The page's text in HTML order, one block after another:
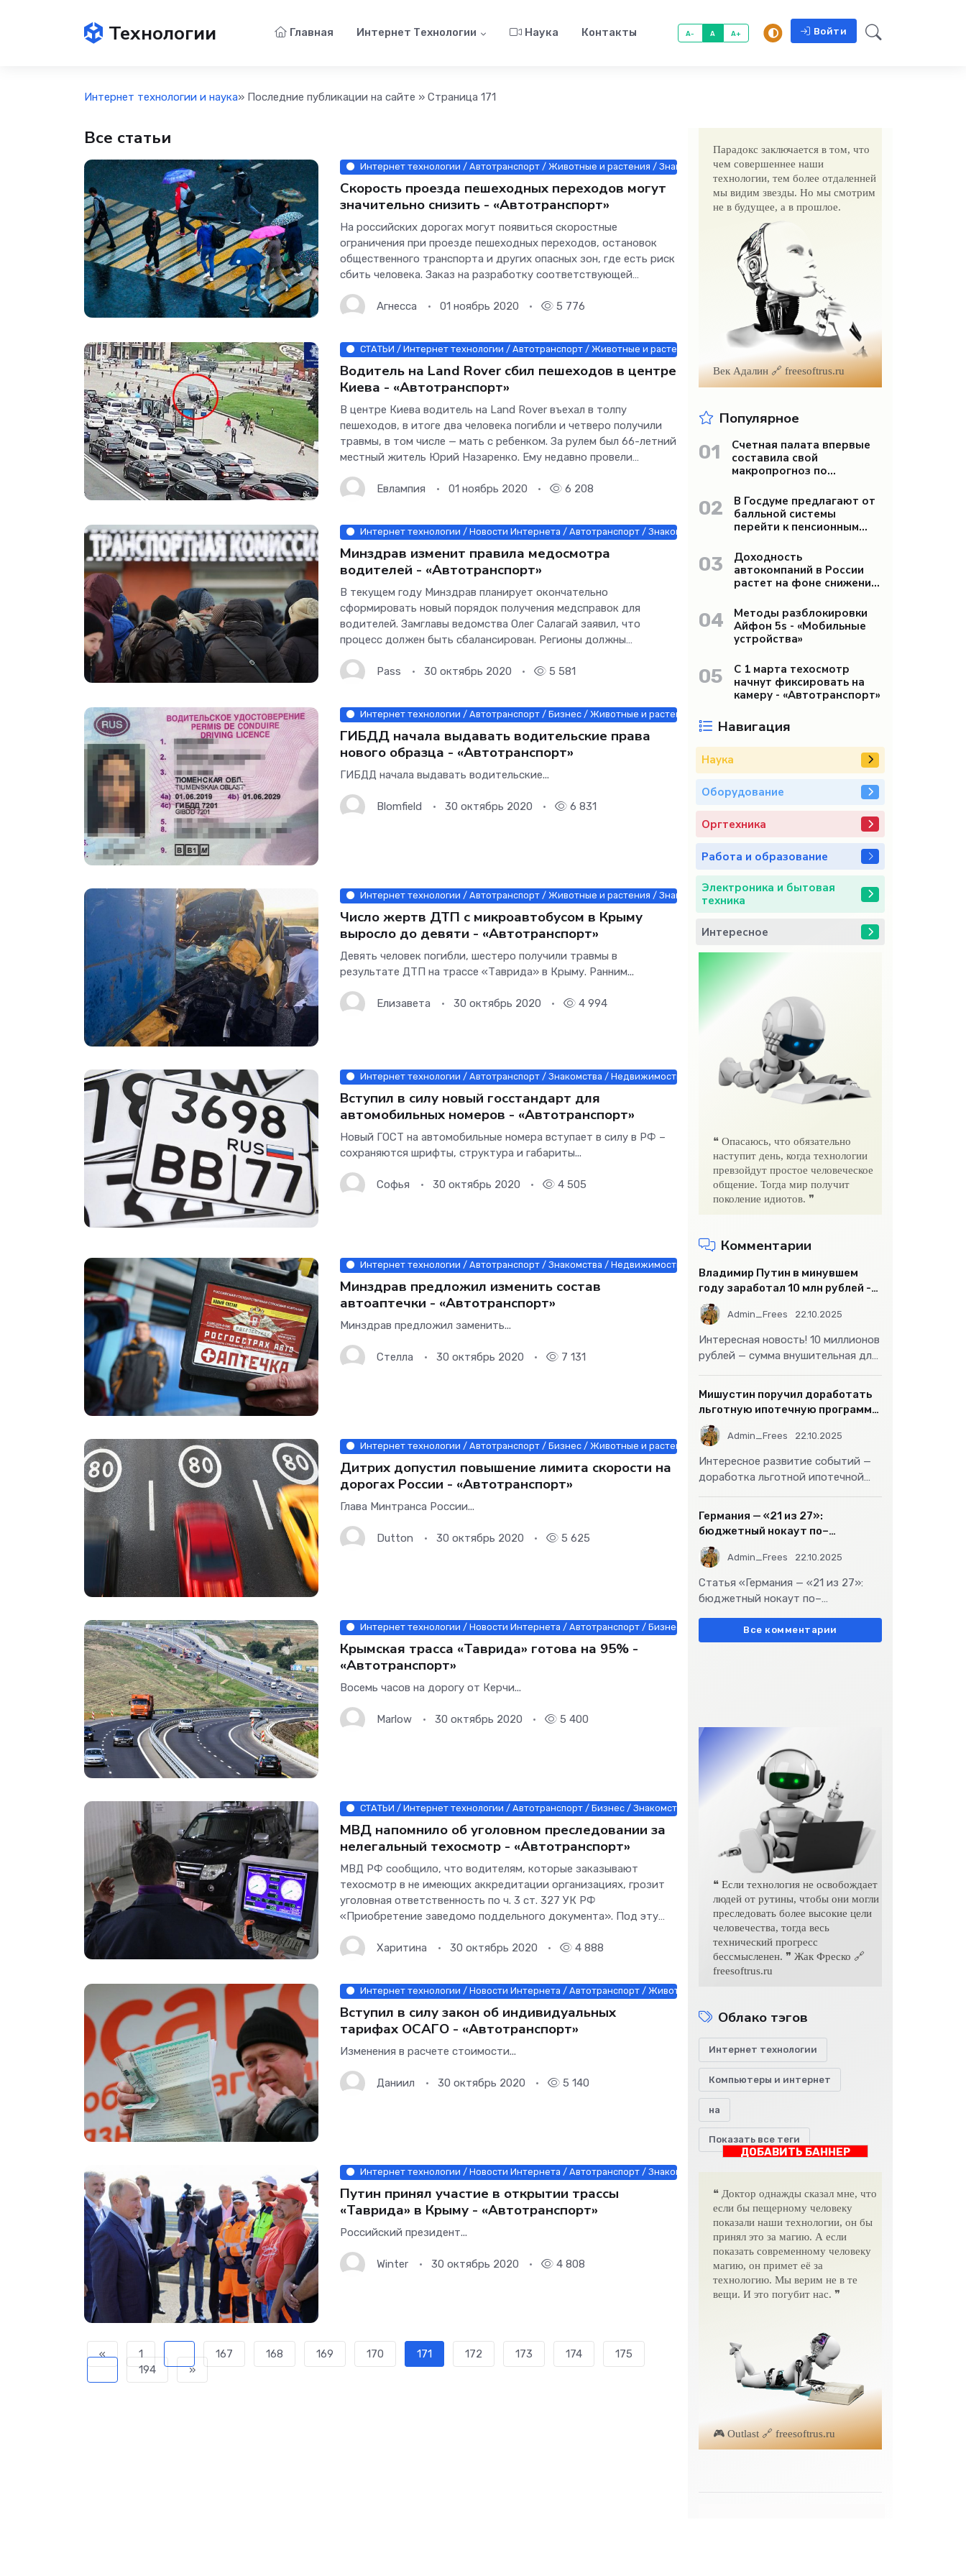
Технологии Главная Интернет Технологии Наука Контакты A- A A+ Войти
Интернет технологии и наука» Последние публикации на сайте » Страница 171
Все статьи
Интернет технологии / Автотранспорт / Животные и растения / Знакомства / Недвижимость / Работа и образование / Строй
Скорость проезда пешеходных переходов могут
значительно снизить - «Автотранспорт»
На российских дорогах могут появиться скоростные
ограничения при проезде пешеходных переходов, остановок
общественного транспорта и других опасных зон, где есть риск
сбить человека. Заказ на разработку соответствующей
узнала «Газета.Ru».
Агнесса 01 ноябрь 2020 5 776
СТАТЬИ / Интернет технологии / Автотранспорт / Животные и растения / Знакомства / Недвижимость / Оборудование / Строй
Водитель на Land Rover сбил пешеходов в центре
Киева - «Автотранспорт»
В центре Киева водитель на Land Rover въехал в толпу
пешеходов, в итоге два человека погибли и четверо получили
травмы, в том числе — мать с ребенком. За рулем был 66-летний
местный житель Юрий Назаренко. Ему недавно провели
водитель на
Евлампия 01 ноябрь 2020 6 208
Интернет технологии / Новости Интернета / Автотранспорт / Знакомства / Недвижимость / Оборудование / Работа и
Минздрав изменит правила медосмотра
водителей - «Автотранспорт»
В текущем году Минздрав планирует окончательно
сформировать новый порядок получения медсправок для
водителей. Замглавы ведомства Олег Салагай заявил, что
процесс должен быть сбалансирован. Регионы должны
водителей необходимо выявить людей
Pass 30 октябрь 2020 5 581
Интернет технологии / Автотранспорт / Бизнес / Животные и растения / Недвижимость / Строй материалы / Товары / Другие
ГИБДД начала выдавать водительские права
нового образца - «Автотранспорт»
ГИБДД начала выдавать водительские...
Blomfield 30 октябрь 2020 6 831
Интернет технологии / Автотранспорт / Животные и растения / Знакомства / Недвижимость / Оборудование / Строй материалы /
Число жертв ДТП с микроавтобусом в Крыму
выросло до девяти - «Автотранспорт»
Девять человек погибли, шестеро получили травмы в
результате ДТП на трассе «Таврида» в Крыму. Ранним...
Елизавета 30 октябрь 2020 4 994
Интернет технологии / Автотранспорт / Знакомства / Недвижимость / Другие новости
Вступил в силу новый госстандарт для
автомобильных номеров - «Автотранспорт»
Новый ГОСТ на автомобильные номера вступает в силу в РФ –
сохраняются шрифты, структура и габариты...
Софья 30 октябрь 2020 4 505
Интернет технологии / Автотранспорт / Знакомства / Недвижимость / Оборудование / Работа и образование / Строй материалы
Минздрав предложил изменить состав
автоаптечки - «Автотранспорт»
Минздрав предложил заменить...
Стелла 30 октябрь 2020 7 131
Интернет технологии / Автотранспорт / Бизнес / Животные и растения / Мебель, интерьер, обиход / Недвижимость / Строй
Дитрих допустил повышение лимита скорости на
дорогах России - «Автотранспорт»
Глава Минтранса России...
Dutton 30 октябрь 2020 5 625
Интернет технологии / Новости Интернета / Автотранспорт / Бизнес / Животные и растения / Знакомства / Мобильные
Крымская трасса «Таврида» готова на 95% -
«Автотранспорт»
Восемь часов на дорогу от Керчи...
Marlow 30 октябрь 2020 5 400
СТАТЬИ / Интернет технологии / Автотранспорт / Бизнес / Знакомства / Мебель, интерьер, обиход / Недвижимость /
МВД напомнило об уголовном преследовании за
нелегальный техосмотр - «Автотранспорт»
МВД РФ сообщило, что водителям, которые заказывают
техосмотр в не имеющих аккредитации организациях, грозит
уголовная ответственность по ч. 3 ст. 327 УК РФ
«Приобретение заведомо поддельного документа». Под эту
диагностической карты.
Харитина 30 октябрь 2020 4 888
Интернет технологии / Новости Интернета / Автотранспорт / Животные и растения / Знакомства / Недвижимость /
Вступил в силу закон об индивидуальных
тарифах ОСАГО - «Автотранспорт»
Изменения в расчете стоимости...
Даниил 30 октябрь 2020 5 140
Интернет технологии / Новости Интернета / Автотранспорт / Знакомства / Мебель, интерьер, обиход / Недвижимость / Работа и
Путин принял участие в открытии трассы
«Таврида» в Крыму - «Автотранспорт»
Российский президент...
Winter 30 октябрь 2020 4 808
« 1 ... 167 168 169 170 171 172 173 174
175
...
194 »
Парадокс заключается в том, что
чем совершеннее наши
технологии, тем более отдаленней
мы видим звезды. Но мы смотрим
не в будущее, а в прошлое.
Век Адалин 🔗 freesoftrus.ru
Популярное
01
Счетная палата впервые
составила свой
макропрогноз по
«Бизнес»
02
В Госдуме предлагают от
балльной системы
перейти к пенсионным
03
Доходность
автокомпаний в России
растет на фоне снижения
04
Методы разблокировки
Айфон 5s - «Мобильные
устройства»
05
С 1 марта техосмотр
начнут фиксировать на
камеру - «Автотранспорт»
Навигация
Наука
Оборудование
Оргтехника
Работа и образование
Электроника и бытовая
техника
Интересное
❝ Опасаюсь, что обязательно
наступит день, когда технологии
превзойдут простое человеческое
общение. Тогда мир получит
поколение идиотов. ❞
Комментарии
Владимир Путин в минувшем
году заработал 10 млн рублей -
«Бизнес»
Admin_Frees 22.10.2025
Интересная новость! 10 миллионов
рублей — сумма внушительная для
не
Мишустин поручил доработать
льготную ипотечную программу
- «Бизнес»
Admin_Frees 22.10.2025
Интересное развитие событий —
доработка льготной ипотечной
стать
Германия — «21 из 27»:
бюджетный нокаут по–
европейски
Admin_Frees 22.10.2025
Статья «Германия — «21 из 27»:
бюджетный нокаут по–
подчеркивает остроту
Все комментарии
❝ Если технология не освобождает
людей от рутины, чтобы они могли
преследовать более высокие цели
человечества, тогда весь
технический прогресс
бессмысленен. ❞ Жак Фреско 🔗
freesoftrus.ru
Облако тэгов
Интернет технологии
Компьютеры и интернет
на
Показать все теги
ДОБАВИТЬ БАННЕР
❝ Доктор однажды сказал мне, что
если бы пещерному человеку
показали наши технологии, он бы
принял это за магию. А если
показать современному человеку
магию, он примет её за
технологию. Мы верим не в те
вещи. И это погубит нас. ❞
🎮 Outlast 🔗 freesoftrus.ru